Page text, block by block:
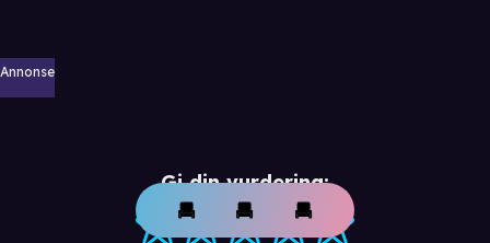
Annonse
Gi din vurdering: